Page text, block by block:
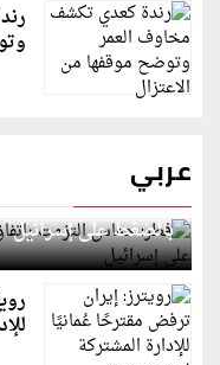
عربي
قطر: حماس التزمت
بالضغط على إسرائيل